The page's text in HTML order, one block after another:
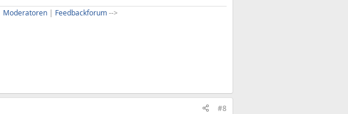
Moderatoren| Feedbackforum-->​
#8